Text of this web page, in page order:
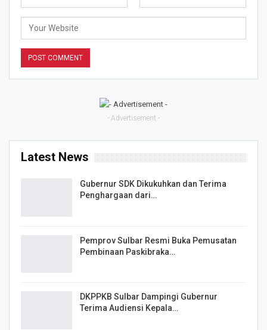
- Advertisement -
Latest News
Gubernur SDK Dikukuhkan dan Terima
Penghargaan dari…
Pemprov Sulbar Resmi Buka Pemusatan
Pembinaan Paskibraka…
DKPPKB Sulbar Dampingi Gubernur
Terima Audiensi Kepala…